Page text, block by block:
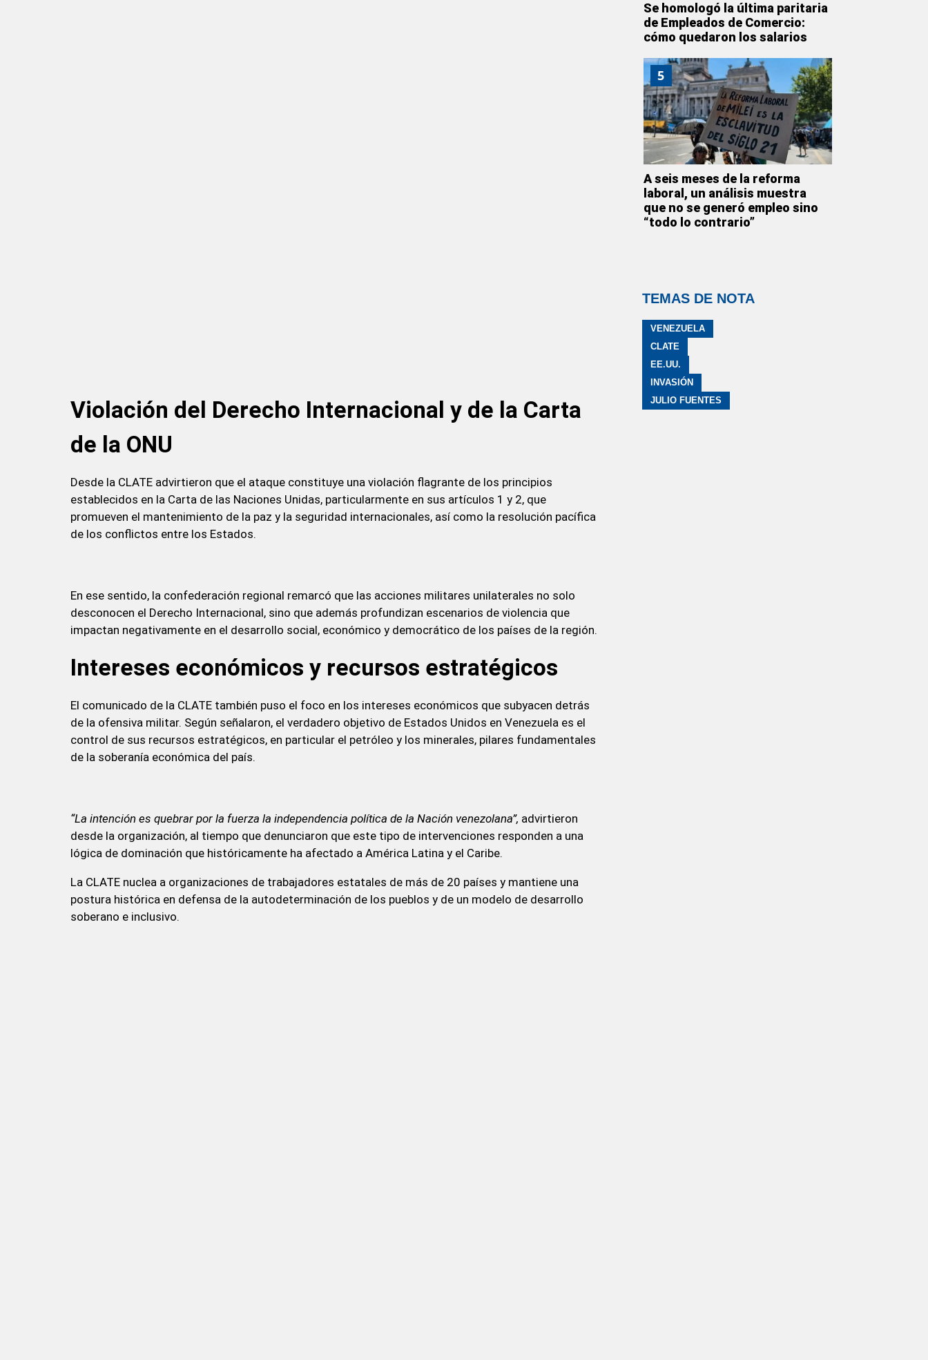
Violación del Derecho Internacional y de la Carta
de la ONU
Desde la CLATE advirtieron que el ataque constituye una violación flagrante de los principios
establecidos en la Carta de las Naciones Unidas, particularmente en sus artículos 1 y 2, que
promueven el mantenimiento de la paz y la seguridad internacionales, así como la resolución pacífica
de los conflictos entre los Estados.
En ese sentido, la confederación regional remarcó que las acciones militares unilaterales no solo
desconocen el Derecho Internacional, sino que además profundizan escenarios de violencia que
impactan negativamente en el desarrollo social, económico y democrático de los países de la región.
Intereses económicos y recursos estratégicos
El comunicado de la CLATE también puso el foco en los intereses económicos que subyacen detrás
de la ofensiva militar. Según señalaron, el verdadero objetivo de Estados Unidos en Venezuela es el
control de sus recursos estratégicos, en particular el petróleo y los minerales, pilares fundamentales
de la soberanía económica del país.
“La intención es quebrar por la fuerza la independencia política de la Nación venezolana”, advirtieron
desde la organización, al tiempo que denunciaron que este tipo de intervenciones responden a una
lógica de dominación que históricamente ha afectado a América Latina y el Caribe.
La CLATE nuclea a organizaciones de trabajadores estatales de más de 20 países y mantiene una
postura histórica en defensa de la autodeterminación de los pueblos y de un modelo de desarrollo
soberano e inclusivo.
Se homologó la última paritaria
de Empleados de Comercio:
cómo quedaron los salarios
5
A seis meses de la reforma
laboral, un análisis muestra
que no se generó empleo sino
“todo lo contrario”
TEMAS DE NOTA
VENEZUELA
CLATE
EE.UU.
INVASIÓN
JULIO FUENTES